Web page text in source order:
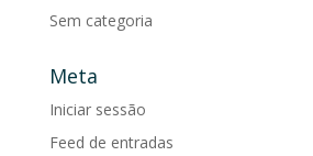
Sem categoria
Meta
Iniciar sessão
Feed de entradas